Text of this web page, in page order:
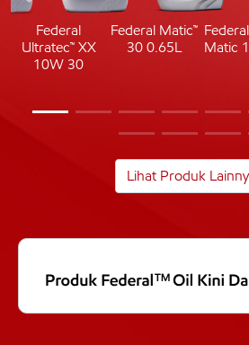
Federal
Ultratec™ XX
10W 30
Federal Matic™
30 0.65L
Matic
Lihat Produk